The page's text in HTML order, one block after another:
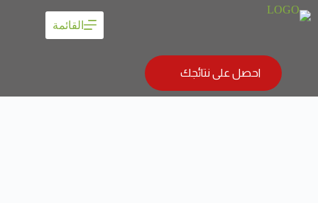
القائمة
احصل على نتائجك